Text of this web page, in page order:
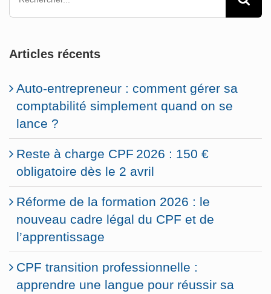
Articles récents
Auto-entrepreneur : comment gérer sa
comptabilité simplement quand on se
lance ?
Reste à charge CPF 2026 : 150 €
obligatoire dès le 2 avril
Réforme de la formation 2026 : le
nouveau cadre légal du CPF et de
l’apprentissage
CPF transition professionnelle :
apprendre une langue pour réussir sa